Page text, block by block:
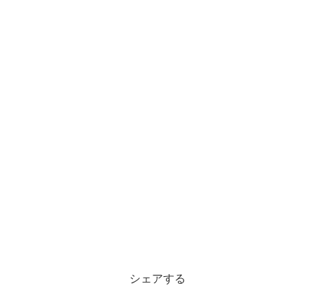
シェアする